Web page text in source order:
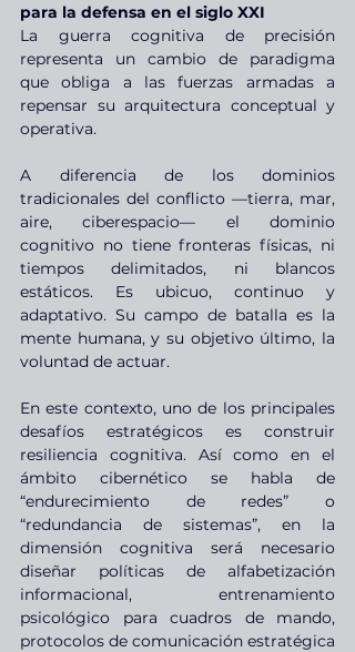
para la defensa en el siglo XXI
La guerra cognitiva de precisión
representa un cambio de paradigma
que obliga a las fuerzas armadas a
repensar su arquitectura conceptual y
operativa.
A diferencia de los dominios
tradicionales del conflicto —tierra, mar,
aire, ciberespacio— el dominio
cognitivo no tiene fronteras físicas, ni
tiempos delimitados, ni blancos
estáticos. Es ubicuo, continuo y
adaptativo. Su campo de batalla es la
mente humana, y su objetivo último, la
voluntad de actuar.
En este contexto, uno de los principales
desafíos estratégicos es construir
resiliencia cognitiva. Así como en el
ámbito cibernético se habla de
“endurecimiento de redes” o
“redundancia de sistemas”, en la
dimensión cognitiva será necesario
diseñar políticas de alfabetización
informacional, entrenamiento
psicológico para cuadros de mando,
protocolos de comunicación estratégica